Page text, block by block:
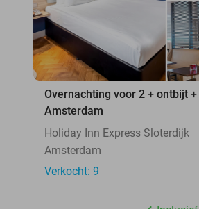
Overnachting voor 2 + ontbijt
Amsterdam
Holiday Inn Express Sloterdijk
Amsterdam
Verkocht: 9